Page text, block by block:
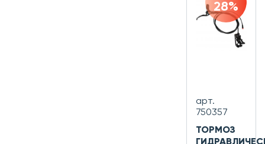
28%
арт.
750357
ТОРМОЗ